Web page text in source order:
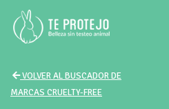
VOLVER AL BUSCADOR DE
MARCAS CRUELTY-FREE